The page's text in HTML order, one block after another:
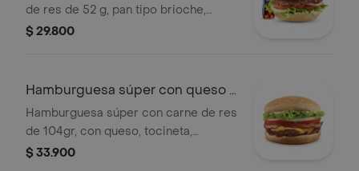
de res de 52 g, pan tipo brioche,
tajada de queso cheddar, tomate,
$ 29.800
Hamburguesa súper con queso y
tocineta
Hamburguesa súper con carne de res
de 104gr, con queso, tocineta,
cebolla, tomate, lechuga, salsa presto
$ 33.900